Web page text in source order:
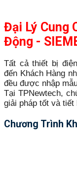
Đại Lý Cung
Động -
Tất cả thiết bị
đến Khách Hàng
đều được nhập
Tại TPNewtech,
giải pháp tốt và tiết
Chương Trình